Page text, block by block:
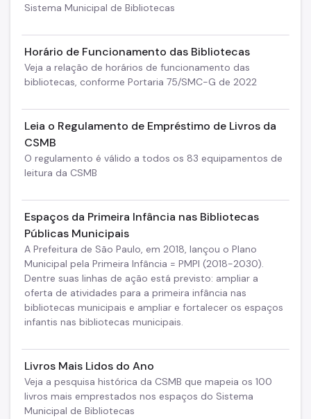
Sistema Municipal de Bibliotecas
Horário de Funcionamento das Bibliotecas
Veja a relação de horários de funcionamento das
bibliotecas, conforme Portaria 75/SMC-G de 2022
Leia o Regulamento de Empréstimo de Livros da
CSMB
O regulamento é válido a todos os 83 equipamentos de
leitura da CSMB
Espaços da Primeira Infância nas Bibliotecas
Públicas Municipais
A Prefeitura de São Paulo, em 2018, lançou o Plano
Municipal pela Primeira Infância = PMPI (2018-2030).
Dentre suas linhas de ação está previsto: ampliar a
oferta de atividades para a primeira infância nas
bibliotecas municipais e ampliar e fortalecer os espaços
infantis nas bibliotecas municipais.
Livros Mais Lidos do Ano
Veja a pesquisa histórica da CSMB que mapeia os 100
livros mais emprestados nos espaços do Sistema
Municipal de Bibliotecas